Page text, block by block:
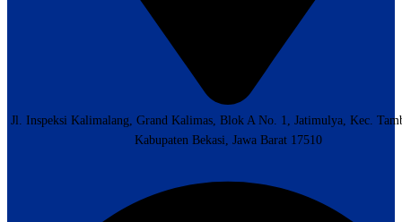
Jl. Inspeksi Kalimalang, Grand Kalimas, Blok A No. 1, Jatimulya, Kec.
Kabupaten Bekasi, Jawa Barat 17510